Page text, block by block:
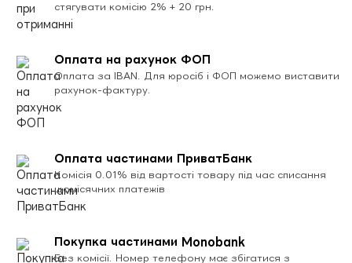
стягувати комісію 2% + 20 грн.
Оплата на рахунок ФОП
Оплата за IBAN. Для юросіб і ФОП можемо виставити
рахунок-фактуру.
Оплата частинами ПриватБанк
Комісія 0.01% від вартості товару під час списання
щомісячних платежів
Покупка частинами Monobank
Без комісії. Номер телефону має збігатися з